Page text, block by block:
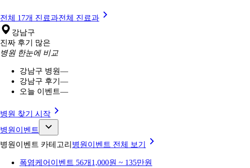
전체 17개 진료과전체 진료과
강남구
진짜 후기 많은
병원 한눈에 비교
강남구 병원—
강남구 후기 —
오늘 이벤트—
병원 찾기 시작
병원이벤트
병원이벤트 카테고리 병원이벤트 전체 보기
폭염케어 이벤트 56개 1,000원 ~ 135만원